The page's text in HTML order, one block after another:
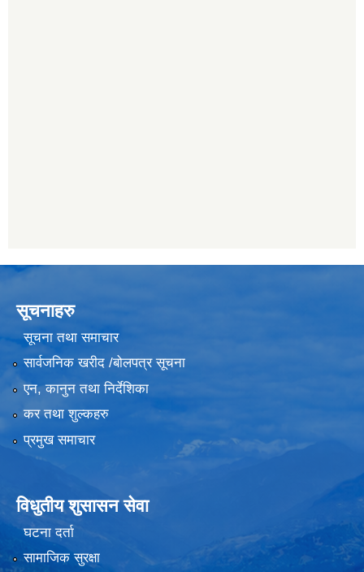
सूचनाहरु
सूचना तथा समाचार
सार्वजनिक खरीद /बोलपत्र सूचना
एन, कानुन तथा निर्देशिका
कर तथा शुल्कहरु
प्रमुख समाचार
विधुतीय शुसासन सेवा
घटना दर्ता
सामाजिक सुरक्षा